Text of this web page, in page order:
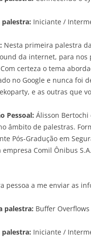
palestra: Iniciante /
Nesta primeira palestra
da internet, para nos
certeza o tema
no Google e nunca foi
e as outras que
Pessoal: Álisson
âmbito de palestras.
Pós-Gradução em
empresa Comil Ônibus
pessoa a me enviar as
palestra: Buffer
palestra: Iniciante /